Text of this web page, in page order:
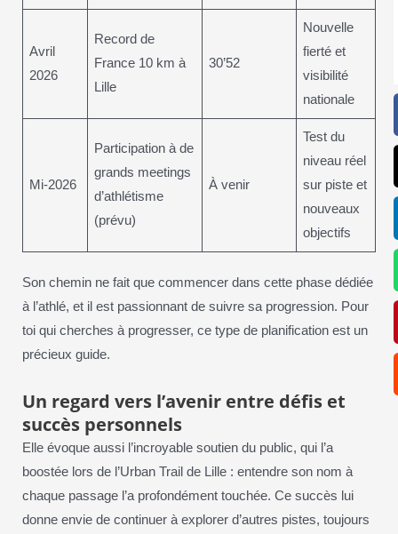
Avril
2026
Record de
France 10 km à
Lille
30’52
Nouvelle
fierté et
visibilité
nationale
Mi-2026
Participation à de
grands meetings
d’athlétisme
(prévu)
À venir
Test du
niveau réel
sur piste et
nouveaux
objectifs
Son chemin ne fait que commencer dans cette phase dédiée
à l’athlé, et il est passionnant de suivre sa progression. Pour
toi qui cherches à progresser, ce type de planification est un
précieux guide.
Un regard vers l’avenir entre défis et
succès personnels
Elle évoque aussi l’incroyable soutien du public, qui l’a
boostée lors de l’Urban Trail de Lille : entendre son nom à
chaque passage l’a profondément touchée. Ce succès lui
donne envie de continuer à explorer d’autres pistes, toujours